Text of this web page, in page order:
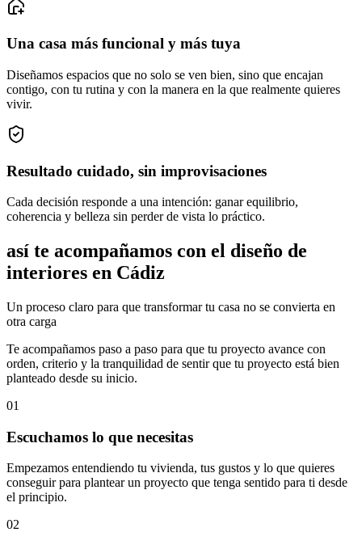
Una casa más funcional y más tuya
Diseñamos espacios que no solo se ven bien, sino que encajan
contigo, con tu rutina y con la manera en la que realmente quieres
vivir.
Resultado cuidado, sin improvisaciones
Cada decisión responde a una intención: ganar equilibrio,
coherencia y belleza sin perder de vista lo práctico.
así te acompañamos con el diseño de
interiores en Cádiz
Un proceso claro para que transformar tu casa no se convierta en
otra carga
Te acompañamos paso a paso para que tu proyecto avance con
orden, criterio y la tranquilidad de sentir que tu proyecto está bien
planteado desde su inicio.
01
Escuchamos lo que necesitas
Empezamos entendiendo tu vivienda, tus gustos y lo que quieres
conseguir para plantear un proyecto que tenga sentido para ti desde
el principio.
02